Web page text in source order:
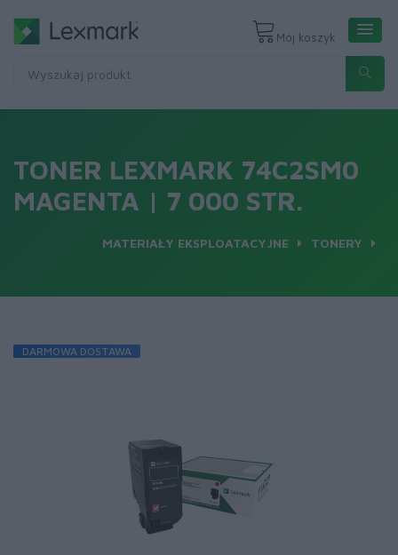
Mój koszyk
TONER LEXMARK 74C2SM0
MAGENTA | 7 000 STR.
MATERIAŁY EKSPLOATACYJNE TONERY
DARMOWA DOSTAWA